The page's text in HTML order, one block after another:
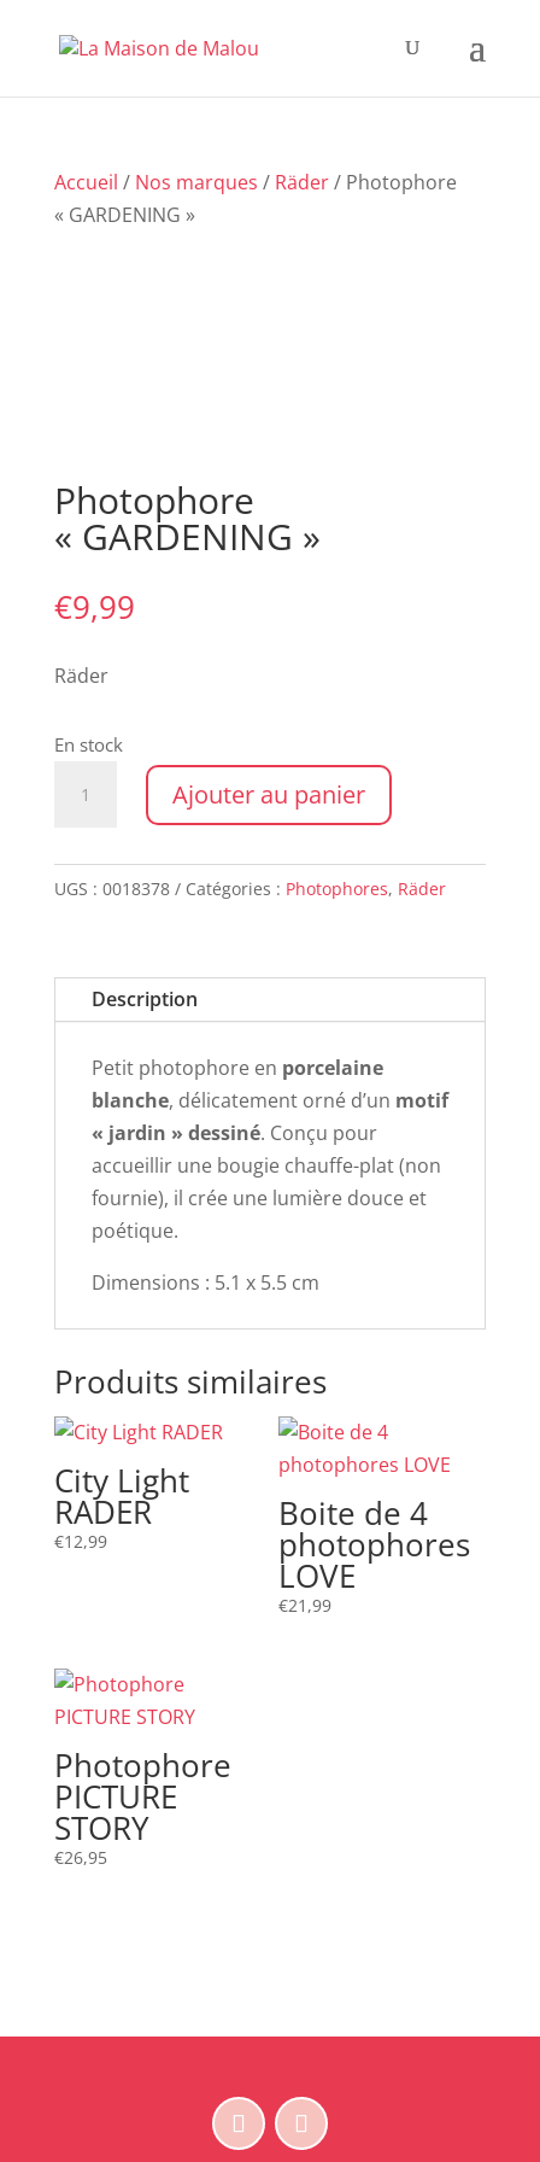
Accueil / Nos marques / Räder/ Photophore
« GARDENING »
Photophore
« GARDENING »
€9,99
Räder
En stock
"GARDENING"
Ajouter au panier
UGS : 0018378 Catégories : Photophores, Räder
Description
Petit photophore en porcelaine
blanche, délicatement orné d’un motif
« jardin » dessiné. Conçu pour
accueillir une bougie chauffe-plat (non
fournie), il crée une lumière douce et
poétique.
Dimensions : 5.1 x 5.5 cm
Produits similaires
City Light
RADER
€12,99
Boite de 4
photophores
LOVE
€21,99
Photophore
PICTURE
STORY
€26,95